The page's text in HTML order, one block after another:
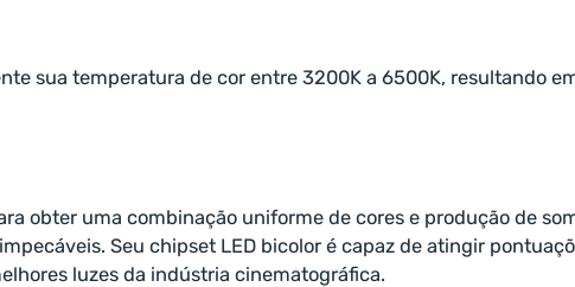
sua temperatura de cor entre 3200K a 6500K, resultando
obter uma combinação uniforme de cores e produção de
Seu chipset LED bicolor é capaz de atingir
luzes da indústria cinematográfica.